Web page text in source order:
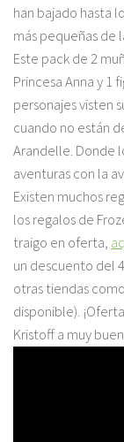
han bajado hasta
más pequeñas de
Este pack de 2
Princesa Anna y 1
personajes visten
cuando no están
Arandelle. Donde
aventuras con la
Existen muchos
los regalos de
traigo en oferta,
un descuento del
otras tiendas como
disponible).
Kristoff a muy